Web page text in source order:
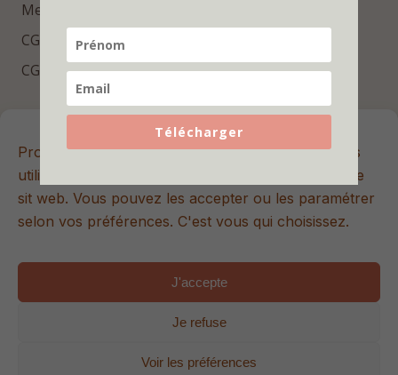
Promis, ici les cookies sont sans sucre 🍪 Nous les
utilisons pour améliorer votre expérience sur notre
sit web. Vous pouvez les accepter ou les paramétrer
selon vos préférences. C'est vous qui choisissez.
J'accepte
Je refuse
Voir les préférences
Mentions légales
CGV
CGU
Rejoins la newsletter Hello Bébé pour recevoir des
conseils utiles, des contenus exclusifs et les dernières
nouveautés.
© 2026 Hello Bébé. Tous droits réservés. | Site internet créé
Télécharger